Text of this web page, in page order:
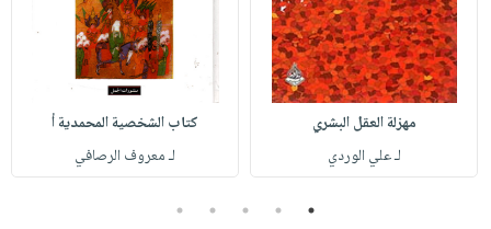
مهزلة العقل البشري
لـ علي الوردي
كتاب الشخصية المحمدية أ
لـ معروف الرصافي
1
2
3
4
5